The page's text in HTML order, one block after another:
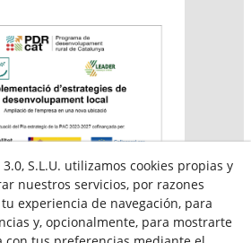
participa en el programa per a la
3.0, S.L.U. utilizamos cookies propias y
nuestros servicios, por razones
experiencia de navegación, para
y, opcionalmente, para mostrarte